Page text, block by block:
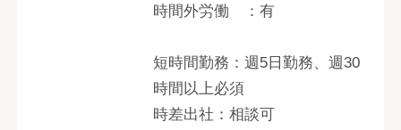
時間外労働 ：有
短時間勤務：週5日勤務、週30
時間以上必須
時差出社：相談可